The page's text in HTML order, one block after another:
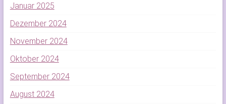
Januar 2025
Dezember 2024
November 2024
Oktober 2024
September 2024
August 2024